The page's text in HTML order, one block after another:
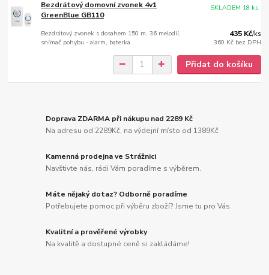
Bezdrátový domovní zvonek 4v1
GreenBlue GB110
Bezdrátový zvonek s dosahem 150 m, 36 melodií,
snímač pohybu - alarm, baterka
435 Kč/ks
360 Kč bez DPH
SKLADEM 18 ks
Přidat do košíku
Doprava ZDARMA při nákupu nad 2289 Kč
Na adresu od 2289Kč, na výdejní místo od 1389Kč
Kamenná prodejna ve Strážnici
Navštivte nás, rádi Vám poradíme s výběrem.
Máte nějaký dotaz? Odborně poradíme
Potřebujete pomoc při výběru zboží? Jsme tu pro Vás.
Kvalitní a prověřené výrobky
Na kvalitě a dostupné ceně si zakládáme!